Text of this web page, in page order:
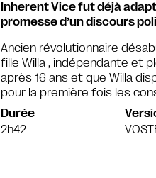
Inherent Vice fut déjà
promesse d’un discours
Ancien révolutionnaire
fille Willa , indépendante et
après 16 ans et que Willa
pour la première fois les
Durée
2h42